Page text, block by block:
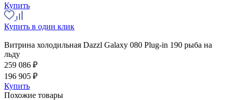
Купить
Купить в один клик
Витрина холодильная Dazzl Galaxy 080 Plug-in 190 рыба на
льду
259 086 ₽
196 905 ₽
Купить
Похожие товары